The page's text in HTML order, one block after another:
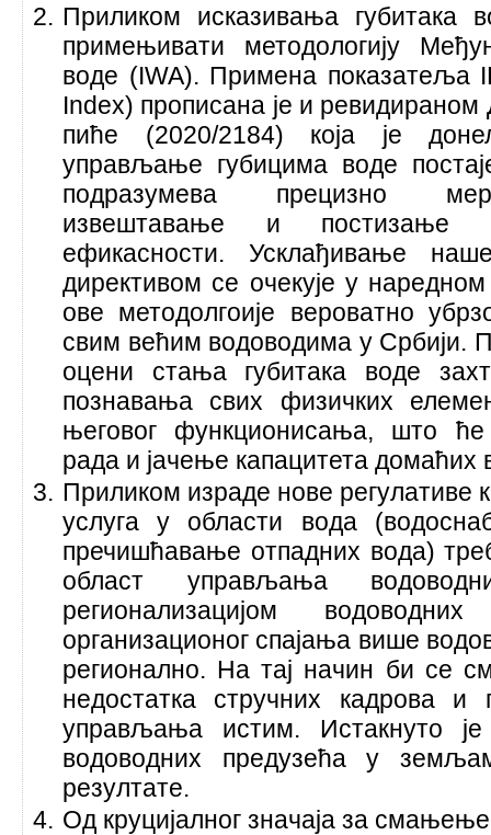
Приликом исказивања губитака
примењивати методологију
воде (IWA). Примена показатеља
Index) прописана је и
пиће (2020/2184) која је
управљање губицима воде
подразумева прецизно
извештавање и постизање
ефикасности. Усклађивање
директивом се очекује у
ове методолгоије вероватно
свим већим водоводима у Србији.
оцени стања губитака воде
познавања свих физичких
његовог функционисања, што ће
рада и јачење капацитета домаћих
Приликом израде нове регулативе
услуга у области вода
пречишћавање отпадних вода)
област управљања
регионализацијом
организационог спајања више
регионално. На тај начин би се
недостатка стручних кадрова
управљања истим. Истакнуто је
водоводних предузећа у
резултате.
Од круцијалног значаја за смањење